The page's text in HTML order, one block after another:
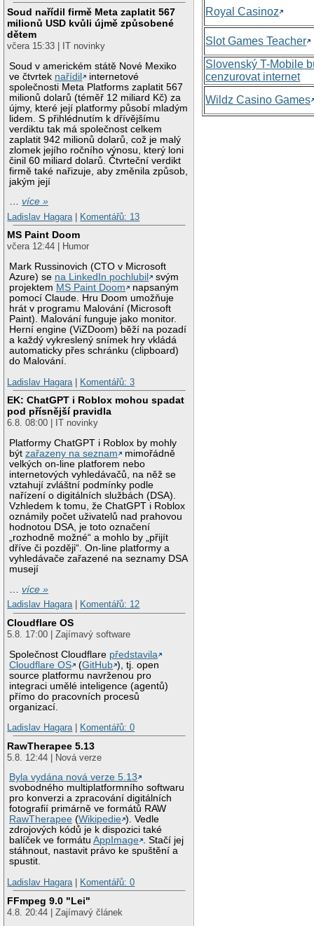
Soud nařídil firmě Meta zaplatit 567
milionů USD kvůli újmě způsobené
dětem
včera 15:33 | IT novinky
Soud v americkém státě Nové Mexiko
ve čtvrtek nařídil
internetové
společnosti Meta Platforms zaplatit 567
milionů dolarů (téměř 12 miliard Kč) za
újmy, které její platformy působí mladým
lidem. S přihlédnutím k dřívějšímu
verdiktu tak má společnost celkem
zaplatit 942 milionů dolarů, což je malý
zlomek jejího ročního výnosu, který loni
činil 60 miliard dolarů. Čtvrteční verdikt
firmě také nařizuje, aby změnila způsob,
jakým její
…více »
Ladislav Hagara
Komentářů: 13
MS Paint Doom
včera 12:44 | Humor
Mark Russinovich (CTO v Microsoft
Azure) se na LinkedIn pochlubil
svým
projektem MS Paint Doom
napsaným
pomocí Claude. Hru Doom umožňuje
hrát v programu Malování (Microsoft
Paint). Malování funguje jako monitor.
Herní engine (ViZDoom) běží na pozadí
a každý vykreslený snímek hry vkládá
automaticky přes schránku (clipboard)
do Malování.
Ladislav Hagara
Komentářů: 3
EK: ChatGPT i Roblox mohou spadat
pod přísnější pravidla
6.8. 08:00 | IT novinky
Platformy ChatGPT i Roblox by mohly
býtzařazeny na seznam
mimořádně
velkých on-line platforem nebo
internetových vyhledávačů, na něž se
vztahují zvláštní podmínky podle
nařízení o digitálních službách (DSA).
Vzhledem k tomu, že ChatGPT i Roblox
oznámily počet uživatelů nad prahovou
hodnotou DSA, je toto označení
„rozhodně možné“ a mohlo by „přijít
dříve či později“. On-line platformy a
vyhledávače zařazené na seznamy DSA
musejí
…více »
Ladislav Hagara| Komentářů: 12
Cloudflare OS
5.8. 17:00 | Zajímavý software
Společnost Cloudflare představila
Cloudflare OS
(GitHub ), tj. open
source platformu navrženou pro
integraci umělé inteligence (agentů)
přímo do pracovních procesů
organizací.
Ladislav Hagara| Komentářů: 0
RawTherapee 5.13
5.8. 12:44 | Nová verze
Byla vydána nová verze 5.13
svobodného multiplatformního softwaru
pro konverzi a zpracování digitálních
fotografií primárně ve formátů RAW
RawTherapee (Wikipedie ). Vedle
zdrojových kódů je k dispozici také
balíček ve formátuAppImage . Stačí jej
stáhnout, nastavit právo ke spuštění a
spustit.
Ladislav Hagara| Komentářů: 0
FFmpeg 9.0 "Lei"
4.8. 20:44 | Zajímavý článek
Royal Casinoz
Slot Games Teacher
Slovenský T-Mobile
cenzurovat internet
Wildz Casino Games